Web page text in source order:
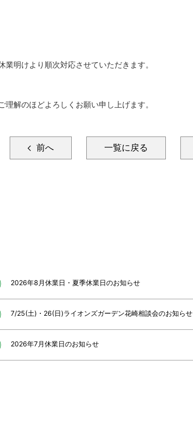
明けより順次対応させていただきます。
解のほどよろしくお願い申し上げます。
前へ 一覧に戻る
2026年8月休業日・夏季休業日のお知らせ
7/25(土)・26(日)ライオンズガーデン花崎相談会のお知らせ
2026年7月休業日のお知らせ